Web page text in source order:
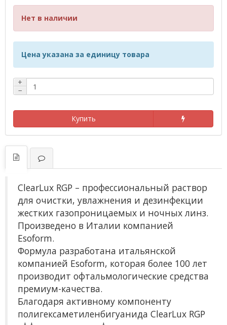
Нет в наличии
Цена указана за единицу товара
+
−
Купить
ClearLux RGP – профессиональный раствор
для очистки, увлажнения и дезинфекции
жестких газопроницаемых и ночных линз.
Произведено в Италии компанией
Esoform.
Формула разработана итальянской
компанией Esoform, которая более 100 лет
производит офтальмологические средства
премиум-качества.
Благодаря активному компоненту
полигексаметиленбигуанида ClearLux RGP